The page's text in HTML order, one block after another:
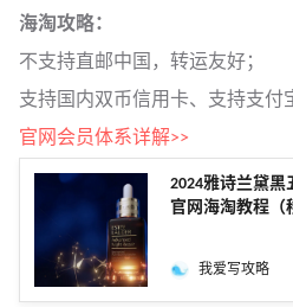
海淘攻略：
不支持直邮中国，转运友好；
支持国内双币信用卡、支持支付
官网会员体系详解>>
2024雅诗兰黛黑
官网海淘教程（
我爱写攻略